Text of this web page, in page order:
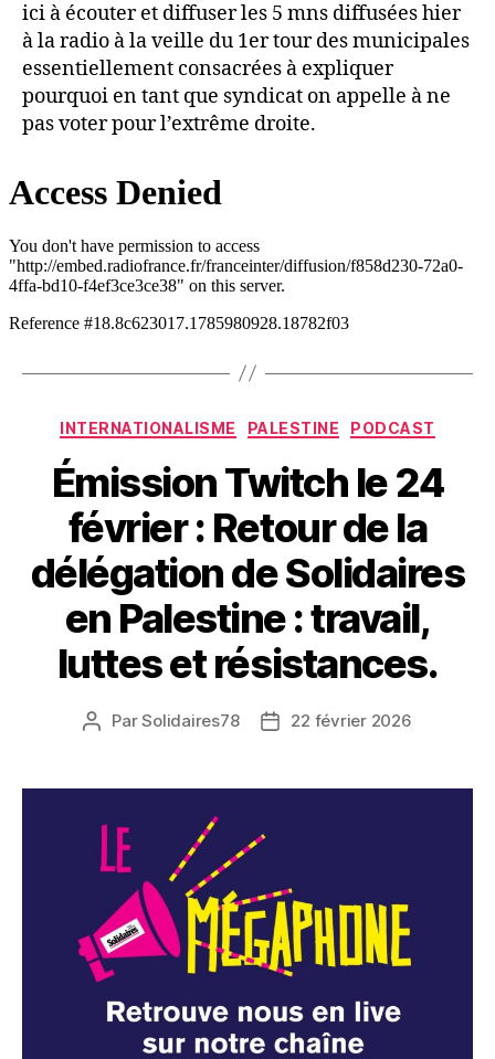
ici à écouter et diffuser les 5 mns diffusées hier
à la radio à la veille du 1er tour des municipales
essentiellement consacrées à expliquer
pourquoi en tant que syndicat on appelle à ne
pas voter pour l’extrême droite.
Catégories
INTERNATIONALISME PALESTINE PODCAST
Émission Twitch le 24
février : Retour de la
délégation de Solidaires
en Palestine : travail,
luttes et résistances.
Auteur
ParSolidaires78
Date22 février 2026